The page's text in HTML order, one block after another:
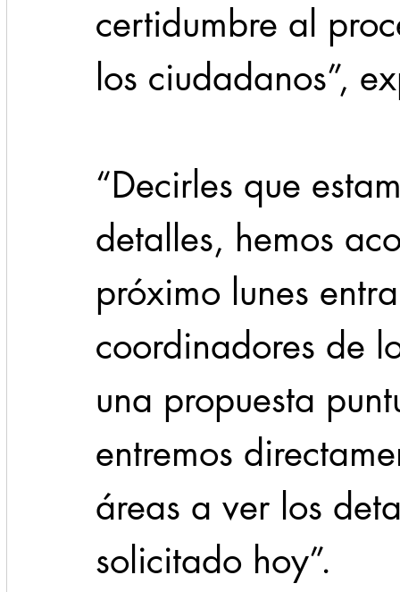
certidumbre al
los ciudadanos”,
“Decirles que
detalles, hemos
próximo lunes
coordinadores de
una propuesta
entremos
áreas a ver los
solicitado hoy”.